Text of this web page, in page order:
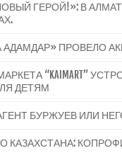
ГЕРОЙ!»: В
ПРОВЕЛО
“KAIMART”
ДЕТЯМ
БУРЖУЕВ ИЛИ
КАЗАХСТАНА: